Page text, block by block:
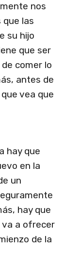
nos
las
su hijo
que ser
comer lo
antes de
vea que
hay que
en la
un
hay que
va a ofrecer
de la